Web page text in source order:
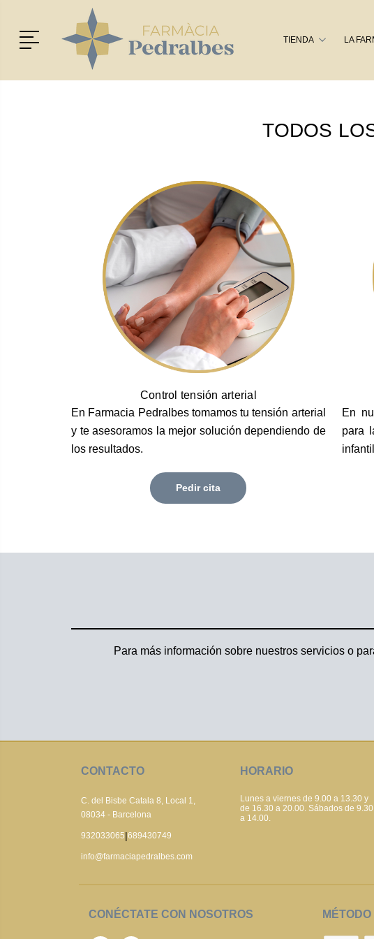
Menú TIENDA LA
TODOS
Control tensión arterial
En Farmacia Pedralbes tomamos tu tensión arterial
y te asesoramos la mejor solución dependiendo de
los resultados.
Pedir cita
En
para
Para más información sobre nuestros servicios o
CONTACTO
C. del Bisbe Catala 8, Local 1,
08034 - Barcelona
932033065|689430749
info@farmaciapedralbes.com
HORARIO
Lunes a viernes de 9.00 a 13.30 y
de 16.30 a 20.00. Sábados de 9.30
a 14.00.
CONÉCTATE CON NOSOTROS